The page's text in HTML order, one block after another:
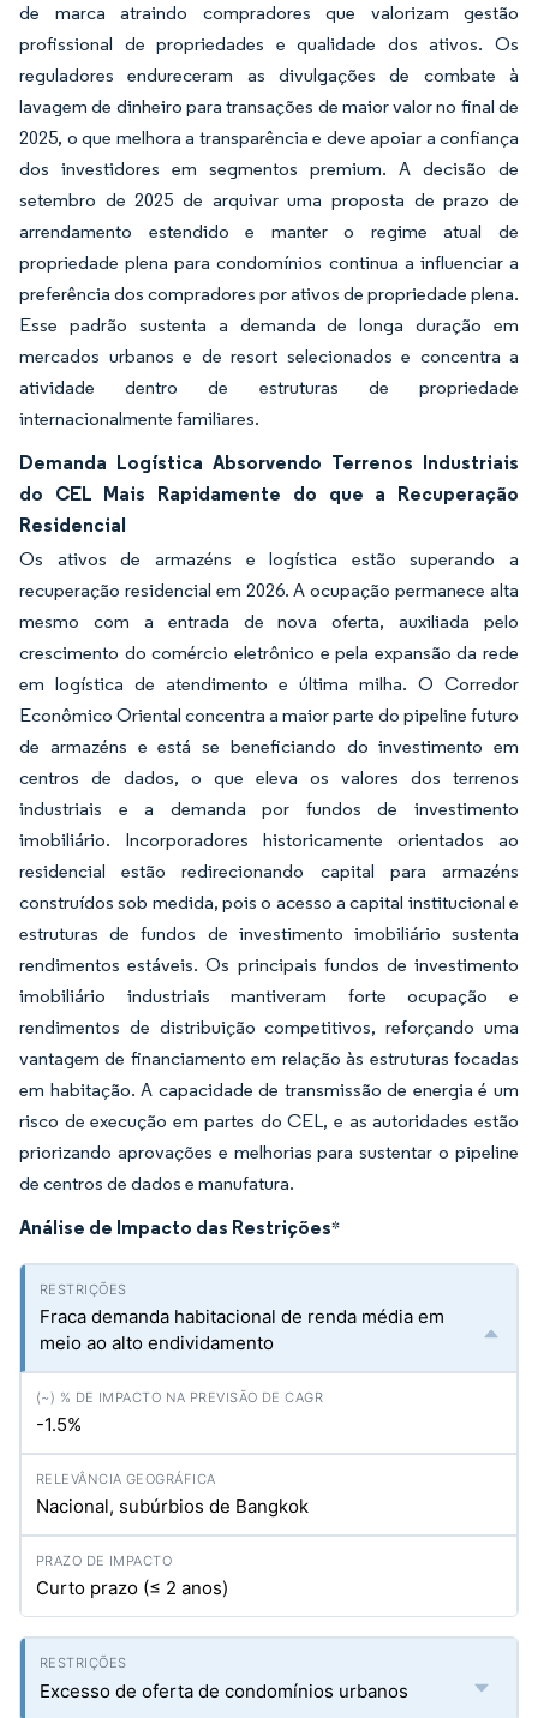
de marca atraindo compradores que valorizam gestão
profissional de propriedades e qualidade dos ativos. Os
reguladores endureceram as divulgações de combate à
lavagem de dinheiro para transações de maior valor no final de
2025, o que melhora a transparência e deve apoiar a confiança
dos investidores em segmentos premium. A decisão de
setembro de 2025 de arquivar uma proposta de prazo de
arrendamento estendido e manter o regime atual de
propriedade plena para condomínios continua a influenciar a
preferência dos compradores por ativos de propriedade plena.
Esse padrão sustenta a demanda de longa duração em
mercados urbanos e de resort selecionados e concentra a
atividade dentro de estruturas de propriedade
internacionalmente familiares.
Demanda Logística Absorvendo Terrenos Industriais
do CEL Mais Rapidamente do que a Recuperação
Residencial
Os ativos de armazéns e logística estão superando a
recuperação residencial em 2026. A ocupação permanece alta
mesmo com a entrada de nova oferta, auxiliada pelo
crescimento do comércio eletrônico e pela expansão da rede
em logística de atendimento e última milha. O Corredor
Econômico Oriental concentra a maior parte do pipeline futuro
de armazéns e está se beneficiando do investimento em
centros de dados, o que eleva os valores dos terrenos
industriais e a demanda por fundos de investimento
imobiliário. Incorporadores historicamente orientados ao
residencial estão redirecionando capital para armazéns
construídos sob medida, pois o acesso a capital institucional e
estruturas de fundos de investimento imobiliário sustenta
rendimentos estáveis. Os principais fundos de investimento
imobiliário industriais mantiveram forte ocupação e
rendimentos de distribuição competitivos, reforçando uma
vantagem de financiamento em relação às estruturas focadas
em habitação. A capacidade de transmissão de energia é um
risco de execução em partes do CEL, e as autoridades estão
priorizando aprovações e melhorias para sustentar o pipeline
de centros de dados e manufatura.
Análise de Impacto das Restrições*
Fraca demanda habitacional de renda média em
meio ao alto endividamento
-1.5%
Nacional, subúrbios de Bangkok
Curto prazo (≤ 2 anos)
Excesso de oferta de condomínios urbanos